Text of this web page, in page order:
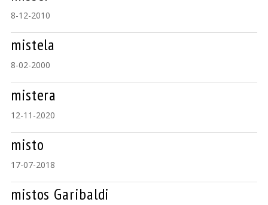
8-12-2010
mistela
8-02-2000
mistera
12-11-2020
misto
17-07-2018
mistos Garibaldi